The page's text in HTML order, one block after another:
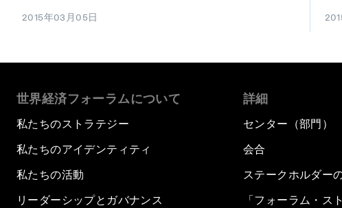
2015年03月05日
世界経済フォーラムについて
私たちのストラテジー
私たちのアイデンティティ
私たちの活動
リーダーシップとガバナンス
詳細
センター（部門）
会合
ステークホルダー
「フォーラム・ス